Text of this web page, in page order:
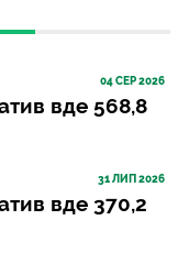
04 СЕР 2026
вде 568,8
31 ЛИП 2026
вде 370,2